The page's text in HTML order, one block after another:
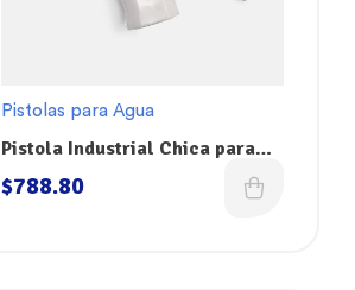
Pistolas para Agua
Pistola Industrial Chica para
Agua Sani-Lav N2SW
$788.80